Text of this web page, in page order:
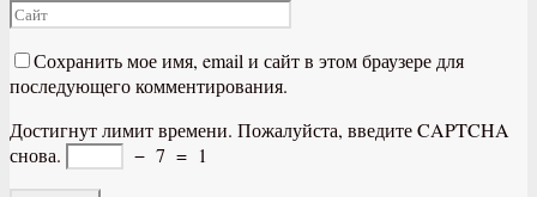
Сохранить мое имя, email и сайт в этом браузере для
последующего комментирования.
Достигнут лимит времени. Пожалуйста, введите CAPTCHA
снова.
− 7 = 1